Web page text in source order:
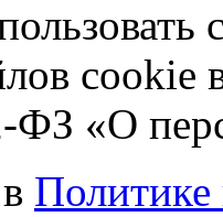
cookie
ФЗ «О
Политике